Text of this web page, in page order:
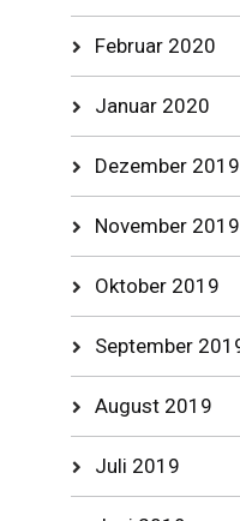
Februar 2020
Januar 2020
Dezember 2019
November 2019
Oktober 2019
September
August 2019
Juli 2019